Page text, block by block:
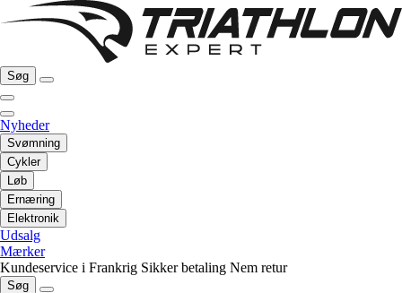
Søg
Nyheder
Svømning
Cykler
Løb
Ernæring
Elektronik
Udsalg
Mærker
Kundeservice i Frankrig Sikker betaling Nem retur
Søg